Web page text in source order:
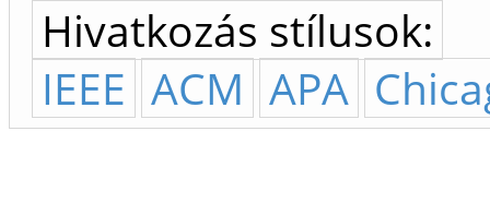
Hivatkozás stílusok:
IEEE ACM APA